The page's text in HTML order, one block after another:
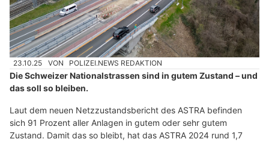
23.10.25 VON POLIZEI.NEWS REDAKTION
Die Schweizer Nationalstrassen sind in gutem Zustand – und
das soll so bleiben.
Laut dem neuen Netzzustandsbericht des ASTRA befinden
sich 91 Prozent aller Anlagen in gutem oder sehr gutem
Zustand. Damit das so bleibt, hat das ASTRA 2024 rund 1,7